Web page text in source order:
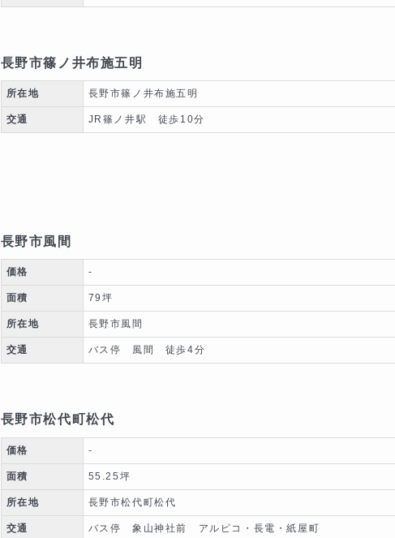
長野市篠ノ井布施五明
所在地 長野市篠ノ井布施五明
交通 JR篠ノ井駅 徒歩10分
長野市風間
価格 -
面積 79坪
所在地 長野市風間
交通 バス停 風間 徒歩4分
長野市松代町松代
価格 -
面積 55.25坪
所在地 長野市松代町松代
交通 バス停 象山神社前 アルピコ・長電・紙屋町